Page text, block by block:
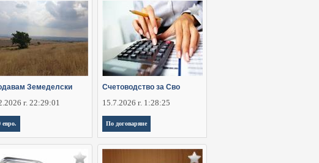
Земеделски
г. 22:29:01
евро.
Счетоводство за Сво
15.7.2026 г. 1:28:25
По договаряне